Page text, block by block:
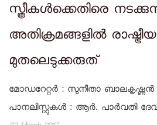
സ്ത്രീകള്‍ക്കെതിരെ
അതിക്രമങ്ങളില്‍
മുതലെടുക്കരുത്
മോഡറേറ്റര്‍ : സുനീതാ ബാലകൃഷ്ണന്‍
പാനലിസ്റ്റുകള്‍ : ആര്‍. പാര്‍വതി